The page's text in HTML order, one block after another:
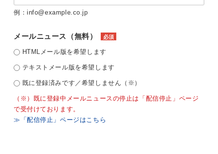
例：info@example.co.jp
メールニュース（無料） 必須
HTMLメール版を希望します
テキストメール版を希望します
既に登録済みです／希望しません（※）
（※）既に登録中メールニュースの停止は「配信停止」ページ
で受付けております。
≫「配信停止」ページはこちら